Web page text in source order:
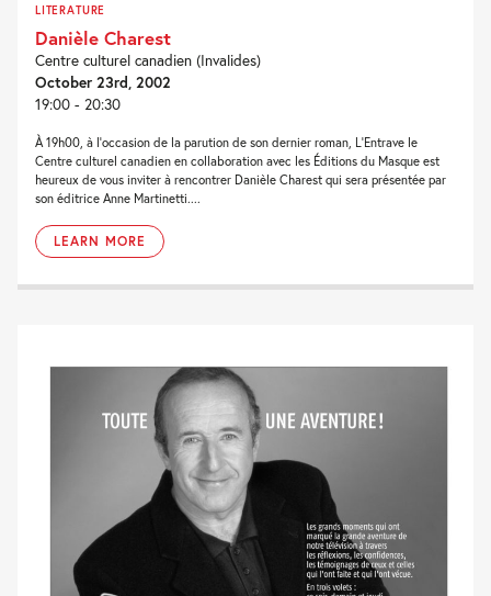
LITERATURE
Danièle Charest
Centre culturel canadien (Invalides)
October 23rd, 2002
19:00 - 20:30
À 19h00, à l'occasion de la parution de son dernier roman, L'Entrave le
Centre culturel canadien en collaboration avec les Éditions du Masque est
heureux de vous inviter à rencontrer Danièle Charest qui sera présentée par
son éditrice Anne Martinetti....
LEARN MORE